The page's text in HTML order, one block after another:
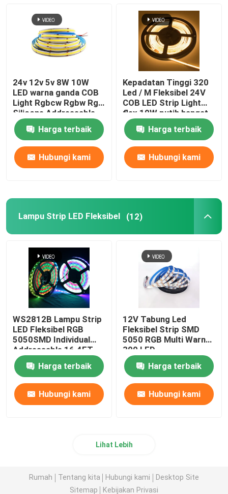
24v 12v 5v 8W 10W
LED warna ganda COB
Light Rgbcw Rgbw Rgb
Silicone Addressable
Harga terbaik
Hubungi kami
Kepadatan Tinggi 320
Led / M Fleksibel 24V
COB LED Strip Light
flex 10W putih hangat
Harga terbaik
Hubungi kami
Lampu Strip LED Fleksibel (12)
WS2812B Lampu Strip
LED Fleksibel RGB
5050SMD Individual
Addressable 16.4FT
60Pixels/M 300Pixels
PCB Hitam Penuh
Warna
Harga terbaik
Hubungi kami
12V Tabung Led
Fleksibel Strip SMD
5050 RGB Multi Warna
300 LED
Harga terbaik
Hubungi kami
Lihat Lebih
Rumah Tentang kita Hubungi kami
Desktop Site
Sitemap
Kebijakan Privasi